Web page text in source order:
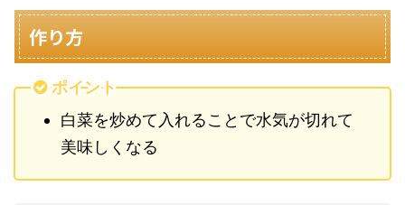
作り方
ポイント
白菜を炒めて入れることで水気が切れて
美味しくなる